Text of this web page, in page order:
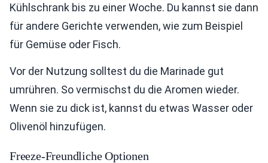
Kühlschrank bis zu einer Woche. Du kannst sie dann
für andere Gerichte verwenden, wie zum Beispiel
für Gemüse oder Fisch.
Vor der Nutzung solltest du die Marinade gut
umrühren. So vermischst du die Aromen wieder.
Wenn sie zu dick ist, kannst du etwas Wasser oder
Olivenöl hinzufügen.
Freeze-Freundliche Optionen